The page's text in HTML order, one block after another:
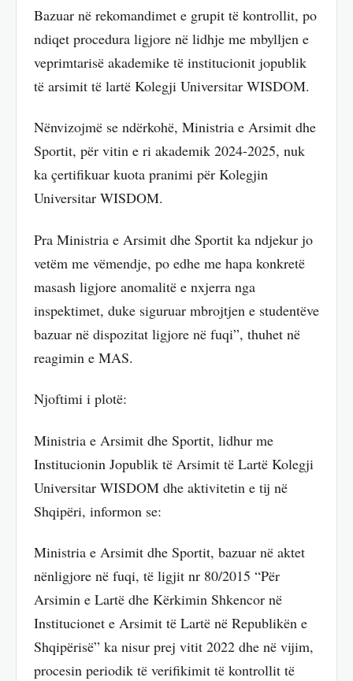
Bazuar në rekomandimet e grupit të kontrollit, po
ndiqet procedura ligjore në lidhje me mbylljen e
veprimtarisë akademike të institucionit jopublik
të arsimit të lartë Kolegji Universitar WISDOM.
Nënvizojmë se ndërkohë, Ministria e Arsimit dhe
Sportit, për vitin e ri akademik 2024-2025, nuk
ka çertifikuar kuota pranimi për Kolegjin
Universitar WISDOM.
Pra Ministria e Arsimit dhe Sportit ka ndjekur jo
vetëm me vëmendje, po edhe me hapa konkretë
masash ligjore anomalitë e nxjerra nga
inspektimet, duke siguruar mbrojtjen e studentëve
bazuar në dispozitat ligjore në fuqi”, thuhet në
reagimin e MAS.
Njoftimi i plotë:
Ministria e Arsimit dhe Sportit, lidhur me
Institucionin Jopublik të Arsimit të Lartë Kolegji
Universitar WISDOM dhe aktivitetin e tij në
Shqipëri, informon se:
Ministria e Arsimit dhe Sportit, bazuar në aktet
nënligjore në fuqi, të ligjit nr 80/2015 “Për
Arsimin e Lartë dhe Kërkimin Shkencor në
Institucionet e Arsimit të Lartë në Republikën e
Shqipërisë” ka nisur prej vitit 2022 dhe në vijim,
procesin periodik të verifikimit të kontrollit të